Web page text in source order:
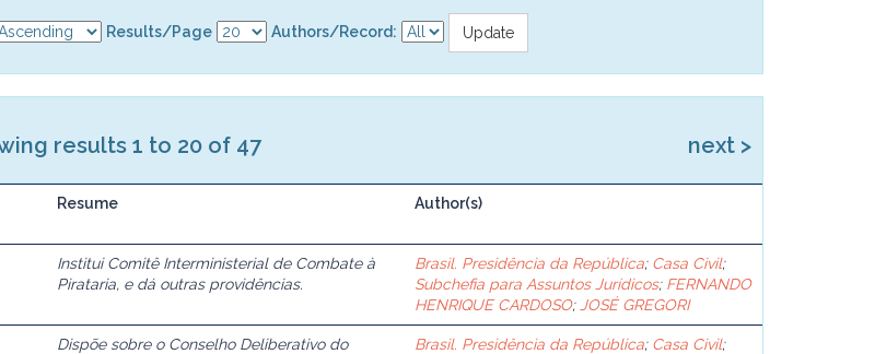
Results/Page Authors/Record:
results 1 to 20 of 47 next >
Resume Author(s)
Institui Comitê Interministerial de Combate à
Pirataria, e dá outras providências.
Brasil. Presidência da República; Casa Civil;
Subchefia para Assuntos Jurídicos; FERNANDO
HENRIQUE CARDOSO; JOSÉ GREGORI
Dispõe sobre o Conselho Deliberativo do
Brasil. Presidência da República; Casa Civil;